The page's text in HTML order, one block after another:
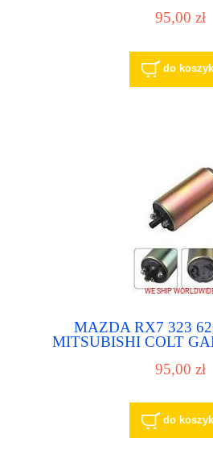
pompka95,00 zł
do
MAZDA RX7 323
MITSUBISHI COLT
95,00 zł
do